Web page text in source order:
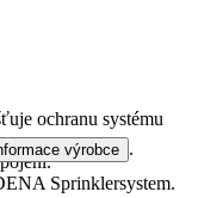
ochranu systému
Sprinklersystem.
výrobce .